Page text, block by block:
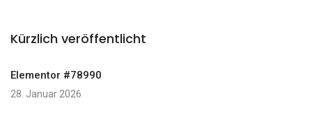
Kürzlich veröffentlicht
Elementor #78990
28. Januar 2026